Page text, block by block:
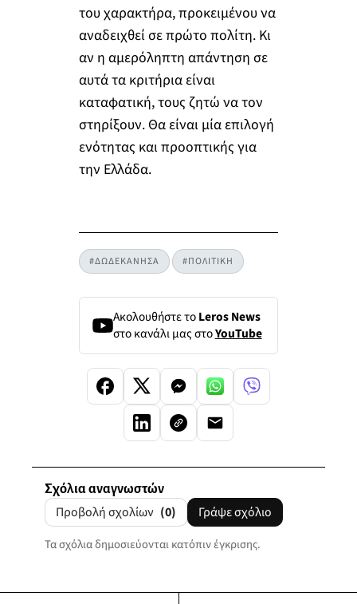
του χαρακτήρα, προκειμένου να
αναδειχθεί σε πρώτο πολίτη. Κι
αν η αμερόληπτη απάντηση σε
αυτά τα κριτήρια είναι
καταφατική, τους ζητώ να τον
στηρίξουν. Θα είναι μία επιλογή
ενότητας και προοπτικής για
την Ελλάδα.
#ΔΩΔΕΚΑΝΗΣΑ #ΠΟΛΙΤΙΚΗ
Ακολουθήστε τοLeros News
στο κανάλι μας στοYouTube
Σχόλια αναγνωστών
Προβολή σχολίων (0) Γράψε σχόλιο
Τα σχόλια δημοσιεύονται κατόπιν έγκρισης.